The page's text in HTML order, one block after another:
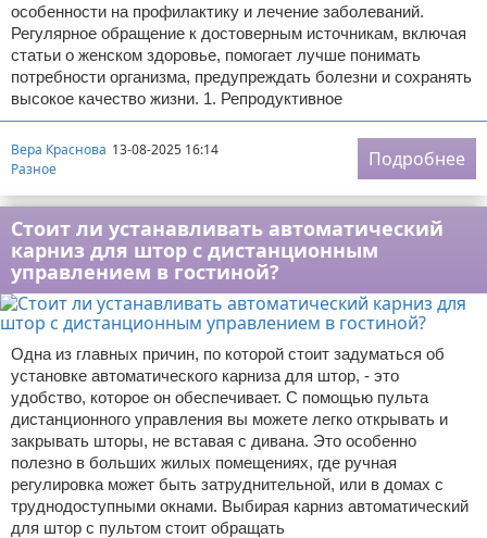
особенности на профилактику и лечение заболеваний.
Регулярное обращение к достоверным источникам, включая
статьи о женском здоровье, помогает лучше понимать
потребности организма, предупреждать болезни и сохранять
высокое качество жизни. 1. Репродуктивное
Вера Краснова 13-08-2025 16:14
Разное
Подробнее
Стоит ли устанавливать автоматический
карниз для штор с дистанционным
управлением в гостиной?
Одна из главных причин, по которой стоит задуматься об
установке автоматического карниза для штор, - это
удобство, которое он обеспечивает. С помощью пульта
дистанционного управления вы можете легко открывать и
закрывать шторы, не вставая с дивана. Это особенно
полезно в больших жилых помещениях, где ручная
регулировка может быть затруднительной, или в домах с
труднодоступными окнами. Выбирая карниз автоматический
для штор с пультом стоит обращать